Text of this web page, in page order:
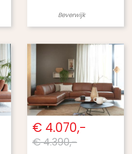
Beverwijk
€ 4.070,-
€ 4.390,-